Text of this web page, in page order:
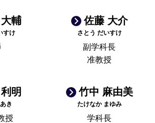
輔
すけ
佐藤 大介
さとう だいすけ
副学科長
准教授
明
き
授
竹中 麻由美
たけなか まゆみ
学科長